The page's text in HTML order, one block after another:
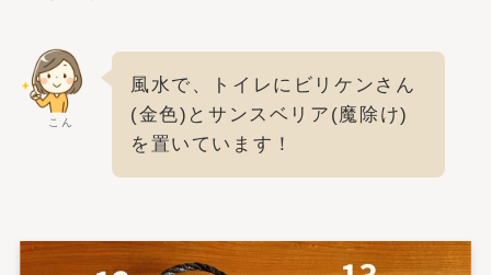
こん
風水で、トイレにビリケンさん
(金色)とサンスベリア(魔除け)
を置いています！